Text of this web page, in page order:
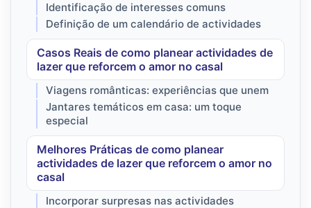
Identificação de interesses comuns
Definição de um calendário de actividades
Casos Reais de como planear actividades de
lazer que reforcem o amor no casal
Viagens românticas: experiências que unem
Jantares temáticos em casa: um toque
especial
Melhores Práticas de como planear
actividades de lazer que reforcem o amor no
casal
Incorporar surpresas nas actividades